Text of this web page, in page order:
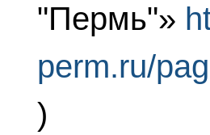
"Пермь"»
perm.ru/
)